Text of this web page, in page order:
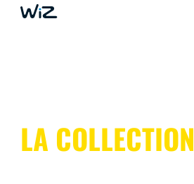
LA COLLECTION